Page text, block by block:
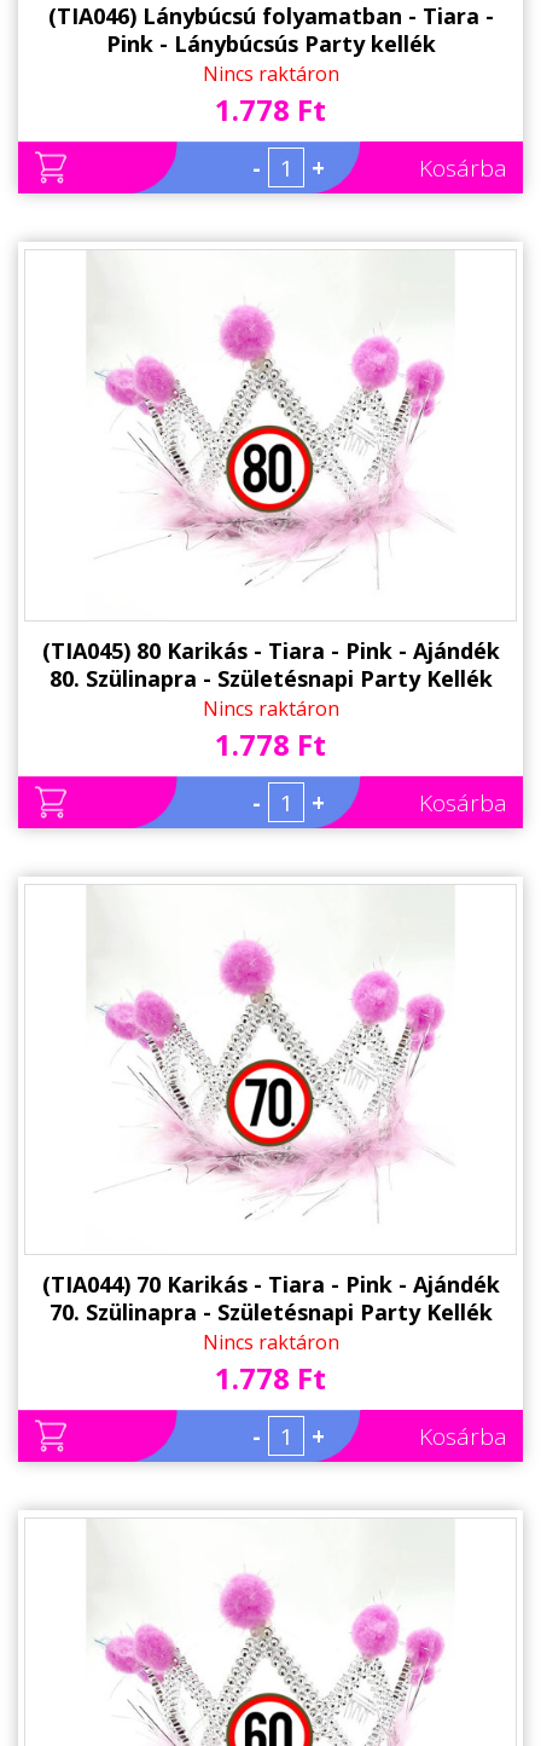
(TIA046) Lánybúcsú folyamatban - Tiara -
Pink - Lánybúcsús Party kellék
Nincs raktáron
1.778 Ft
- + Kosárba
(TIA045) 80 Karikás - Tiara - Pink - Ajándék
80. Szülinapra - Születésnapi Party Kellék
Nincs raktáron
1.778 Ft
- + Kosárba
(TIA044) 70 Karikás - Tiara - Pink - Ajándék
70. Szülinapra - Születésnapi Party Kellék
Nincs raktáron
1.778 Ft
- + Kosárba